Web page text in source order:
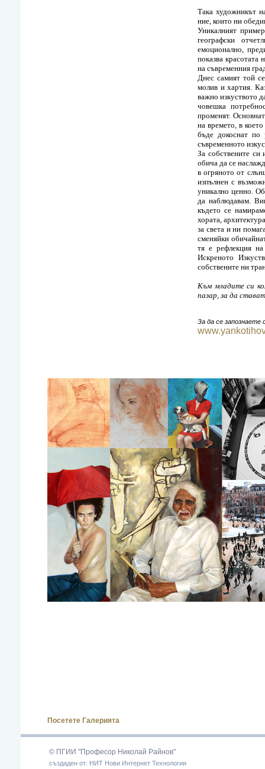
Така художникът
ние, които ни
Уникалният
географски
емоционално,
показва красотата
на съвременния
Днес самият той
молив и хартия.
важно изкуството
човешка
променят.
на времето, в
бъде докоснат по
съвременното
За собствените си
обича да се
в огряното от
изпълнен с
уникално ценно.
да наблюдавам.
където се
хората,
за света и ни
сменяйки
тя е рефлекция
Искреното
собствените ни
Към младите си
пазар, за да
За да се
Посетете Галерията
© ПГИИ "Професор Николай Райнов"
създаден от: НИТ Нови Интернет Технологии